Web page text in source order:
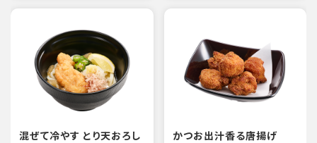
混ぜて冷やす とり天おろし
かつお出汁香る唐揚げ